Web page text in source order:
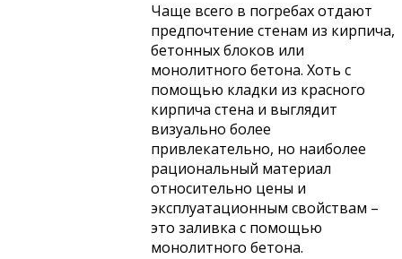
Чаще всего в погребах отдают
предпочтение стенам из кирпича,
бетонных блоков или
монолитного бетона. Хоть с
помощью кладки из красного
кирпича стена и выглядит
визуально более
привлекательно, но наиболее
рациональный материал
относительно цены и
эксплуатационным свойствам –
это заливка с помощью
монолитного бетона.